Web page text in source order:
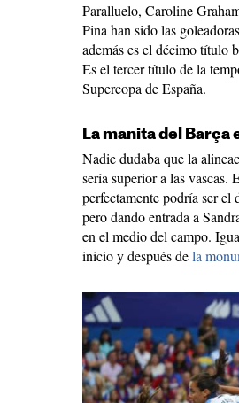
Paralluelo, Caroline
Pina han sido las
además es el décimo título
Es el tercer título de la
Supercopa de España.
La manita del Barça
Nadie dudaba que la
sería superior a las vascas.
perfectamente podría ser
pero dando entrada a
en el medio del campo.
inicio y después dela